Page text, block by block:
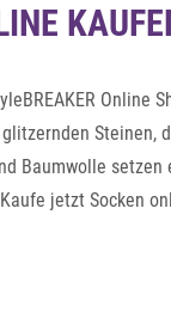
Steinen,
Baumwolle
jetzt Socken